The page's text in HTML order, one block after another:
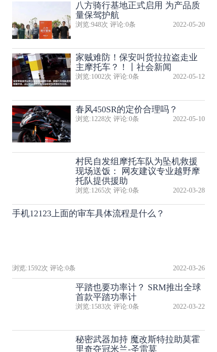
八方骑行基地正式启用 为产品质
量保驾护航
浏览:948次 评论:0条 2022-05-20
家贼难防！保安叫货拉拉盗走业
主摩托车？！丨社会新闻
浏览:1002次 评论:0条 2022-05-12
春风450SR的定价合理吗？
浏览:1228次 评论:0条 2022-05-10
村民自发组摩托车队为坠机救援
现场送饭： 网友建议专业越野摩
托队提供援助
浏览:1265次 评论:0条 2022-03-28
手机12123上面的审车具体流程是什么？
浏览:1592次 评论:0条 2022-03-26
平踏也要功率计？ SRM推出全球
首款平踏功率计
浏览:1583次 评论:0条 2022-03-22
秘密武器加持 魔改斯特拉助莫霍
里奇夺冠米兰-圣雷莫